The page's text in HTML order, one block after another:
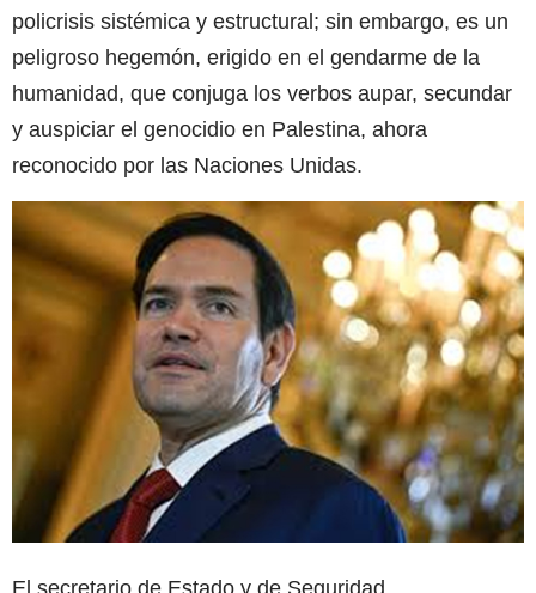
policrisis sistémica y estructural; sin embargo, es un
peligroso hegemón, erigido en el gendarme de la
humanidad, que conjuga los verbos aupar, secundar
y auspiciar el genocidio en Palestina, ahora
reconocido por las Naciones Unidas.